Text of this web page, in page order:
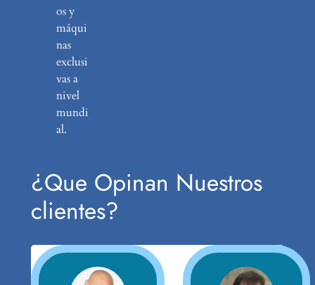
os y
máqui
nas
exclusi
vas a
nivel
mundi
al.
¿Que Opinan Nuestros
clientes?